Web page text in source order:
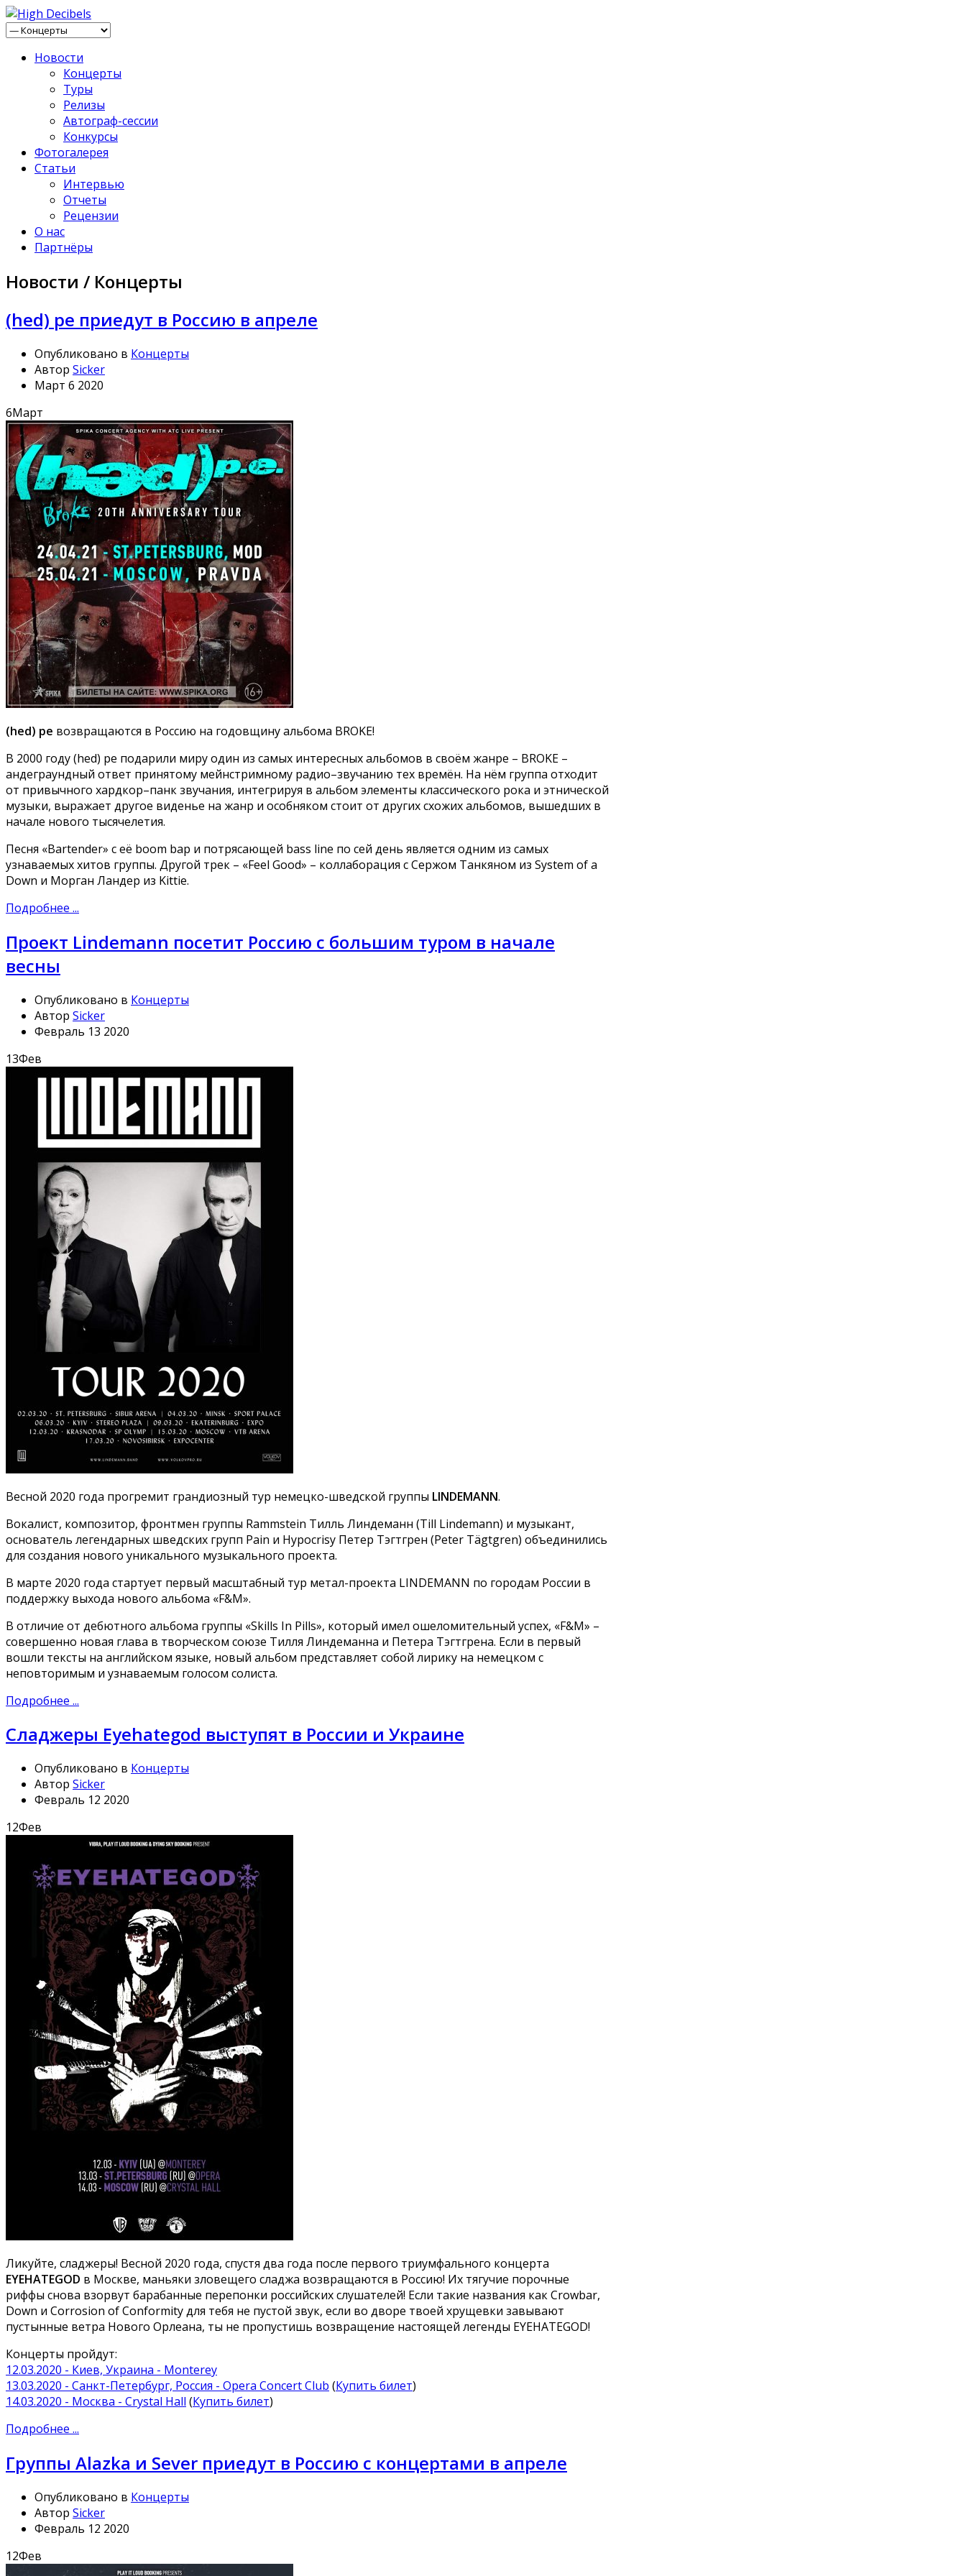
Новости
Концерты
Туры
Релизы
Автограф-сессии
Конкурсы
Фотогалерея
Статьи
Интервью
Отчеты
Рецензии
О нас
Партнёры
Новости / Концерты
(hed) pe приедут в Россию в апреле
Опубликовано в Концерты
Автор Sicker
Март 6 2020
6Март
(hed) pe возвращаются в Россию на годовщину альбома BROKE!
В 2000 году (hed) pe подарили миру один из самых интересных альбомов в своём жанре – BROKE –
андеграундный ответ принятому мейнстримному радио–звучанию тех времён. На нём группа отходит
от привычного хардкор–панк звучания, интегрируя в альбом элементы классического рока и этнической
музыки, выражает другое виденье на жанр и особняком стоит от других схожих альбомов, вышедших в
начале нового тысячелетия.
Песня «Bartender» с её boom bap и потрясающей bass line по сей день является одним из самых
узнаваемых хитов группы. Другой трек – «Feel Good» – коллаборация с Сержом Танкяном из System of a
Down и Морган Ландер из Kittie.
Подробнее ...
Проект Lindemann посетит Россию с большим туром в начале
весны
Опубликовано в Концерты
Автор Sicker
Февраль 13 2020
13Фев
Весной 2020 года прогремит грандиозный тур немецко-шведской группы LINDEMANN.
Вокалист, композитор, фронтмен группы Rammstein Тилль Линдеманн (Till Lindemann) и музыкант,
основатель легендарных шведских групп Pain и Hypocrisy Петер Тэгтгрен (Peter Tägtgren) объединились
для создания нового уникального музыкального проекта.
В марте 2020 года стартует первый масштабный тур метал-проекта LINDEMANN по городам России в
поддержку выхода нового альбома «F&M».
В отличие от дебютного альбома группы «Skills In Pills», который имел ошеломительный успех, «F&M» –
совершенно новая глава в творческом союзе Тилля Линдеманна и Петера Тэгтгрена. Если в первый
вошли тексты на английском языке, новый альбом представляет собой лирику на немецком с
неповторимым и узнаваемым голосом солиста.
Подробнее ...
Сладжеры Eyehategod выступят в России и Украине
Опубликовано в Концерты
Автор Sicker
Февраль 12 2020
12Фев
Ликуйте, сладжеры! Весной 2020 года, спустя два года после первого триумфального концерта
EYEHATEGOD в Москве, маньяки зловещего сладжа возвращаются в Россию! Их тягучие порочные
риффы снова взорвут барабанные перепонки российских слушателей! Если такие названия как Crowbar,
Down и Corrosion of Conformity для тебя не пустой звук, если во дворе твоей хрущевки завывают
пустынные ветра Нового Орлеана, ты не пропустишь возвращение настоящей легенды EYEHATEGOD!
Концерты пройдут:
12.03.2020 - Киев, Украина - Monterey
13.03.2020 - Санкт-Петербург, Россия - Opera Concert Club (Купить билет)
14.03.2020 - Москва - Crystal Hall (Купить билет)
Подробнее ...
Группы Alazka и Sever приедут в Россию с концертами в апреле
Опубликовано в Концерты
Автор Sicker
Февраль 12 2020
12Фев